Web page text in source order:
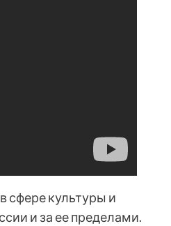
сфере культуры и
и за ее пределами.